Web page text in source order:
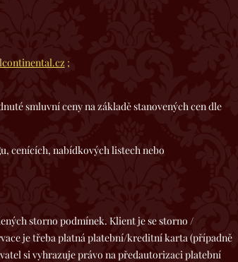
;
ceny na základě stanovených cen dle
nabídkových listech nebo
storno podmínek. Klient je se storno /
je třeba platná platební/kreditní karta (případně
si vyhrazuje právo na předautorizaci platební